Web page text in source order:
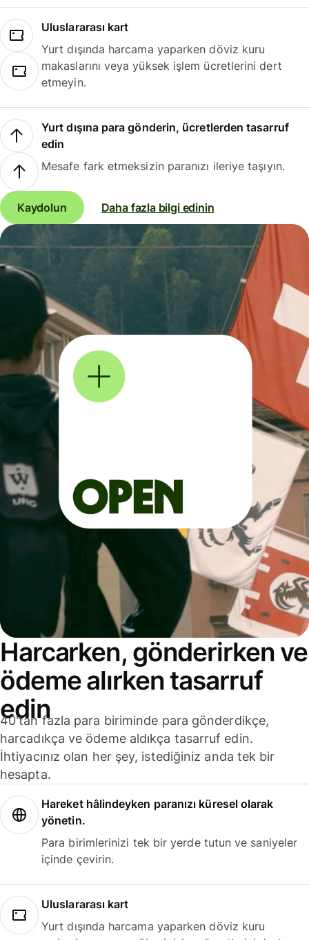
Uluslararası kart
Yurt dışında harcama yaparken döviz kuru
makaslarını veya yüksek işlem ücretlerini dert
etmeyin.
Yurt dışına para gönderin, ücretlerden tasarruf
edin
Mesafe fark etmeksizin paranızı ileriye taşıyın.
Kaydolun Daha fazla bilgi edinin
Harcarken, gönderirken ve
ödeme alırken tasarruf
edin
40'tan fazla para biriminde para gönderdikçe,
harcadıkça ve ödeme aldıkça tasarruf edin.
İhtiyacınız olan her şey, istediğiniz anda tek bir
hesapta.
Hareket hâlindeyken paranızı küresel olarak
yönetin.
Para birimlerinizi tek bir yerde tutun ve saniyeler
içinde çevirin.
Uluslararası kart
Yurt dışında harcama yaparken döviz kuru